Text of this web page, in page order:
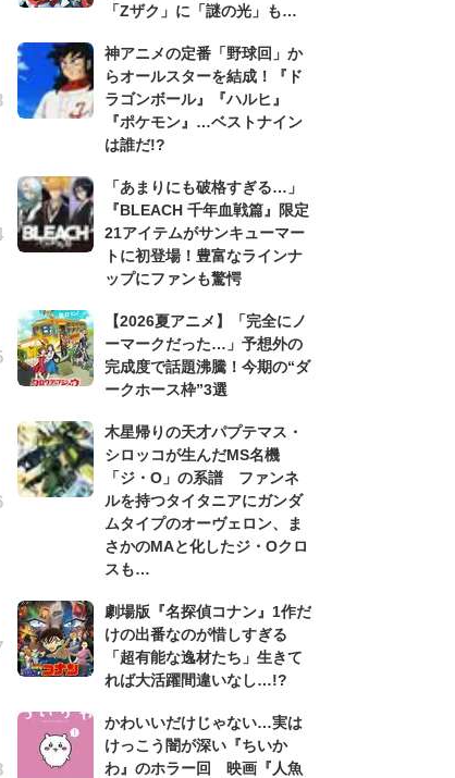
「Zザク」に「謎の光」も…
神アニメの定番「野球回」か
らオールスターを結成！『ド
ラゴンボール』『ハルヒ』
『ポケモン』…ベストナイン
は誰だ!?
「あまりにも破格すぎる…」
『BLEACH 千年血戦篇』限定
21アイテムがサンキューマー
トに初登場！豊富なラインナ
ップにファンも驚愕
【2026夏アニメ】「完全にノ
ーマークだった…」予想外の
完成度で話題沸騰！今期の“ダ
ークホース枠”3選
木星帰りの天才パプテマス・
シロッコが生んだMS名機
「ジ・O」の系譜 ファンネ
ルを持つタイタニアにガンダ
ムタイプのオーヴェロン、ま
さかのMAと化したジ・Oクロ
スも…
劇場版『名探偵コナン』1作だ
けの出番なのが惜しすぎる
「超有能な逸材たち」生きて
れば大活躍間違いなし…!?
かわいいだけじゃない…実は
けっこう闇が深い『ちいか
わ』のホラー回 映画『人魚